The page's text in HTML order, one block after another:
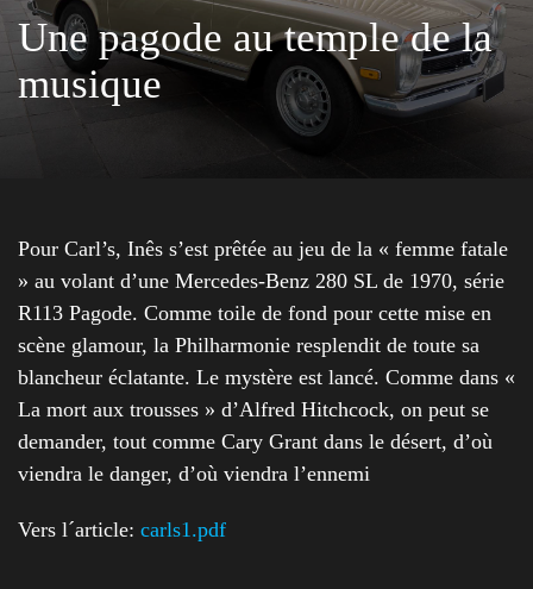
Une pagode au temple de la
musique
Pour Carl’s, Inês s’est prêtée au jeu de la « femme fatale
» au volant d’une Mercedes-Benz 280 SL de 1970, série
R113 Pagode. Comme toile de fond pour cette mise en
scène glamour, la Philharmonie resplendit de toute sa
blancheur éclatante. Le mystère est lancé. Comme dans «
La mort aux trousses » d’Alfred Hitchcock, on peut se
demander, tout comme Cary Grant dans le désert, d’où
viendra le danger, d’où viendra l’ennemi
Vers l´article: carls1.pdf